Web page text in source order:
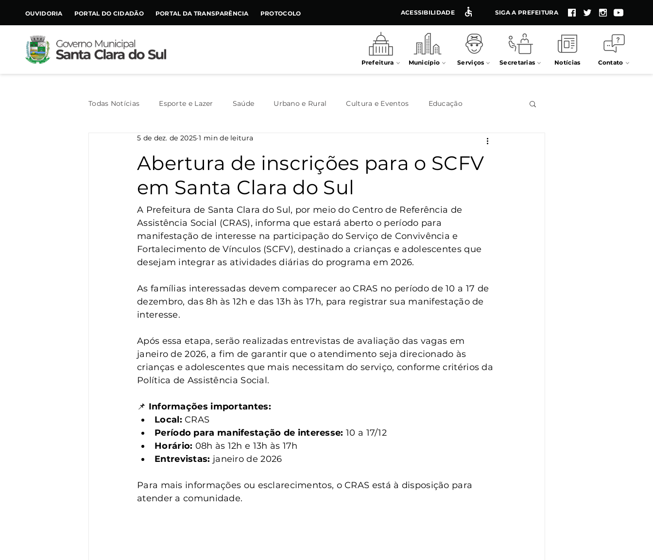
CONTEÚDO
OUVIDORIA PORTAL DO CIDADÃO PORTAL DA TRANSPARÊNCIA PROTOCOLO ACESSIBILIDADE SIGA A PREFEITURA
Prefeitura Município Serviços Secretarias Notícias Contato
Todas Notícias Esporte e Lazer Saúde Urbano e Rural Cultura e Eventos Educação
Assistência Social Geral Meio Ambiente
Trânsito Habitação Destaque Legislativo
Vigilância Turismo Santa Clara do Sul Conselho Tutelar
Abertura de inscrições para o SCFV
em Santa Clara do Sul
5 de dez. de 2025 1 min de leitura
A Prefeitura de Santa Clara do Sul, por meio do Centro de Referência de
Assistência Social (CRAS), informa que estará aberto o período para
manifestação de interesse na participação do Serviço de Convivência e
Fortalecimento de Vínculos (SCFV), destinado a crianças e adolescentes que
desejam integrar as atividades diárias do programa em 2026.
As famílias interessadas devem comparecer ao CRAS no período de 10 a 17 de
dezembro, das 8h às 12h e das 13h às 17h, para registrar sua manifestação de
interesse.
Após essa etapa, serão realizadas entrevistas de avaliação das vagas em
janeiro de 2026, a fim de garantir que o atendimento seja direcionado às
crianças e adolescentes que mais necessitam do serviço, conforme critérios da
Política de Assistência Social.
📌 Informações importantes:
Local: CRAS
Período para manifestação de interesse: 10 a 17/12
Horário: 08h às 12h e 13h às 17h
Entrevistas: janeiro de 2026
Para mais informações ou esclarecimentos, o CRAS está à disposição para
atender a comunidade.